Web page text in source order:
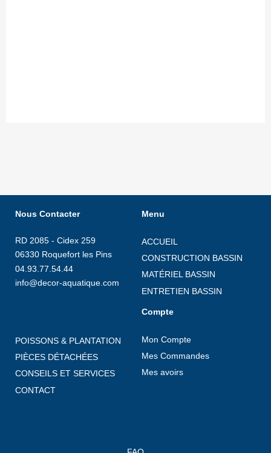
Nous Contacter
RD 2085 - Cidex 259
06330 Roquefort les Pins
04.93.77.54.44
info@decor-aquatique.com
Menu
ACCUEIL
CONSTRUCTION BASSIN
MATÉRIEL BASSIN
ENTRETIEN BASSIN
POISSONS & PLANTATION
PIÈCES DÉTACHÉES
CONSEILS ET SERVICES
CONTACT
Compte
Mon Compte
Mes Commandes
Mes avoirs